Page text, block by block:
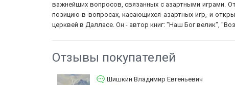
важнейших вопросов, связанных с азартными играми.
позицию в вопросах, касающихся азартных игр, и
церквей в Далласе. Он - автор книг: "Наш Бог велик",
Отзывы покупателей
Шишкин Владимир Евгеньевич